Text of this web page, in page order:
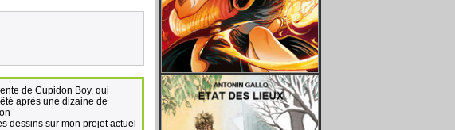
de Cupidon Boy, qui
après une dizaine de
dessins sur mon projet actuel